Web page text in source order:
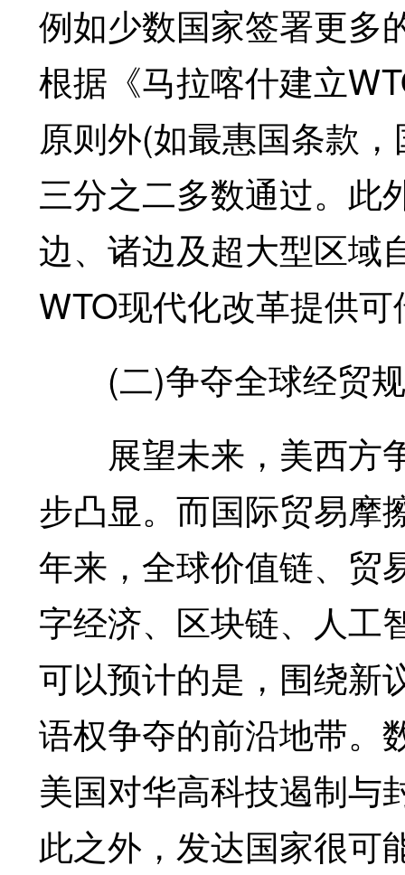
例如少数国家签署更多
根据《马拉喀什建立
原则外(如最惠国条款
三分之二多数通过。此
边、诸边及超大型区域
WTO现代化改革提供
(二)争夺全球经贸规
展望未来，美西方
步凸显。而国际贸易摩
年来，全球价值链、贸
字经济、区块链、人工
可以预计的是，围绕新
语权争夺的前沿地带。
美国对华高科技遏制与
此之外，发达国家很可